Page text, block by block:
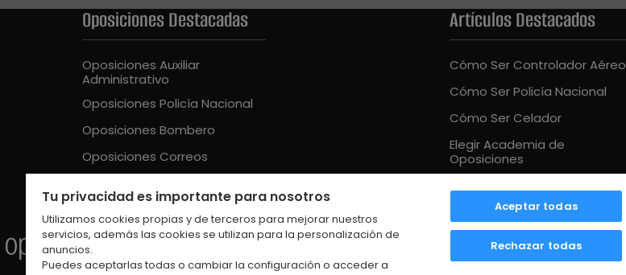
Oposiciones Destacadas
Oposiciones Auxiliar
Administrativo
Oposiciones Policía Nacional
Oposiciones Bombero
Oposiciones Correos
Oposiciones Educación Intantil
Artículos Destacados
Cómo Ser Controlador Aéreo
Cómo Ser Policía Nacional
Cómo Ser Celador
Elegir Academia de
Oposiciones
Mejor Academia Oposiciones
UE
Tu privacidad es importante para nosotros
Utilizamos cookies propias y de terceros para mejorar nuestros
servicios, además las cookies se utilizan para la personalización de
anuncios.
Puedes aceptarlas todas o cambiar la configuración o acceder a
Aceptar todas
Rechazar todas